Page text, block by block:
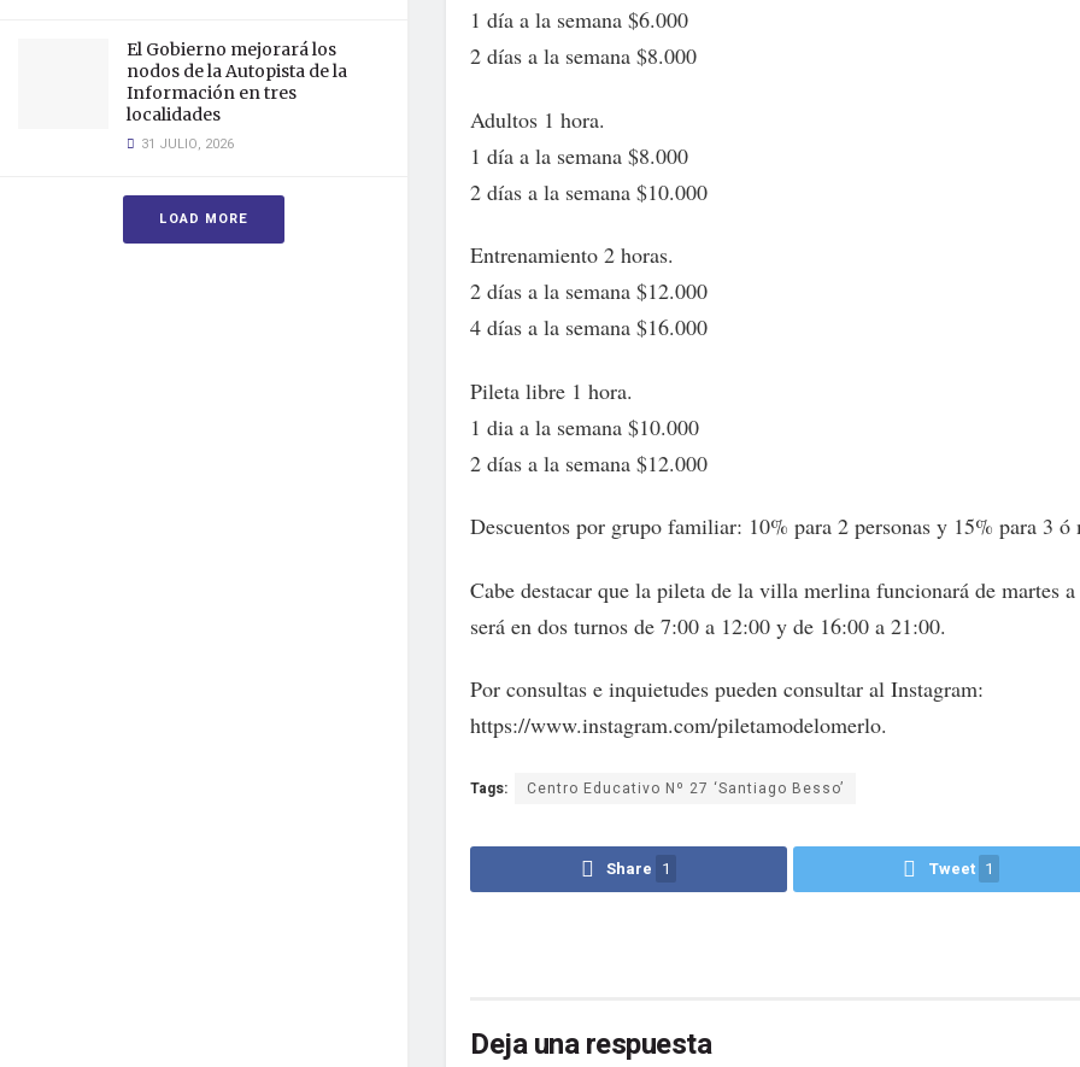
El Gobierno mejorará los
nodos de la Autopista de la
Información en tres
localidades
31 JULIO, 2026
LOAD MORE
1 día a la semana $6.000
2 días a la semana $8.000
Adultos 1 hora.
1 día a la semana $8.000
2 días a la semana $10.000
Entrenamiento 2 horas.
2 días a la semana $12.000
4 días a la semana $16.000
Pileta libre 1 hora.
1 dia a la semana $10.000
2 días a la semana $12.000
Descuentos por grupo familiar: 10% para 2 personas y 15% para 3 ó
Cabe destacar que la pileta de la villa merlina funcionará de martes
será en dos turnos de 7:00 a 12:00 y de 16:00 a 21:00.
Por consultas e inquietudes pueden consultar al Instagram:
https://www.instagram.com/piletamodelomerlo.
Tags: Centro Educativo Nº 27 ‘Santiago Besso’
Share 1 Tweet 1
Deja una respuesta